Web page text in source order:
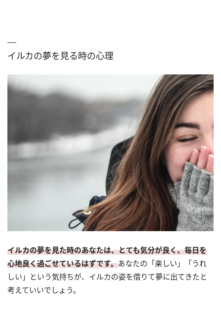
イルカの夢を見る時の心理
イルカの夢を見た時のあなたは、とても気分が良く、毎日を
心地良く過ごせているはずです。あなたの「楽しい」「うれ
しい」という気持ちが、イルカの姿を借りて夢に出てきたと
考えていいでしょう。